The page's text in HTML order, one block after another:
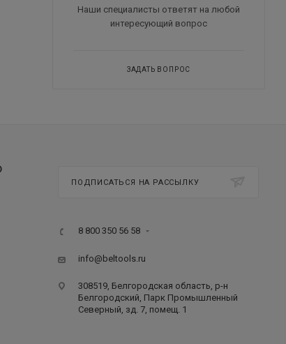
Наши специалисты ответят на любой
интересующий вопрос
ЗАДАТЬ ВОПРОС
ПОДПИСАТЬСЯ НА РАССЫЛКУ
8 800 350 56 58
info@beltools.ru
308519, Белгородская область, р-н
Белгородский, Парк Промышленный
Северный, зд. 7, помещ. 1